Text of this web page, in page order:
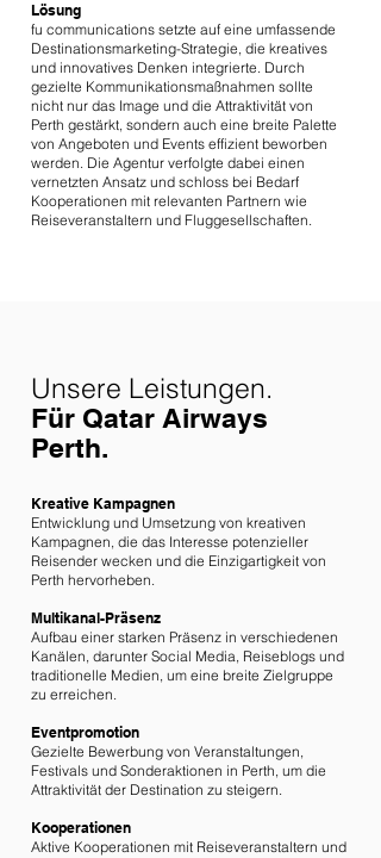
Lösung
fu communications setzte auf eine umfassende
Destinationsmarketing-Strategie, die kreatives
und innovatives Denken integrierte. Durch
gezielte Kommunikationsmaßnahmen sollte
nicht nur das Image und die Attraktivität von
Perth gestärkt, sondern auch eine breite Palette
von Angeboten und Events effizient beworben
werden. Die Agentur verfolgte dabei einen
vernetzten Ansatz und schloss bei Bedarf
Kooperationen mit relevanten Partnern wie
Reiseveranstaltern und Fluggesellschaften.
Unsere Leistungen.
Für Qatar Airways
Perth.
Kreative Kampagnen
Entwicklung und Umsetzung von kreativen
Kampagnen, die das Interesse potenzieller
Reisender wecken und die Einzigartigkeit von
Perth hervorheben.
Multikanal-Präsenz
Aufbau einer starken Präsenz in verschiedenen
Kanälen, darunter Social Media, Reiseblogs und
traditionelle Medien, um eine breite Zielgruppe
zu erreichen.
Eventpromotion
Gezielte Bewerbung von Veranstaltungen,
Festivals und Sonderaktionen in Perth, um die
Attraktivität der Destination zu steigern.
Kooperationen
Aktive Kooperationen mit Reiseveranstaltern und